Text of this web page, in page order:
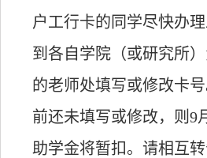
户工行卡的同学尽快办
到各自学院（或研究所
的老师处填写或修改卡号
前还未填写或修改，则9
助学金将暂扣。请相互转